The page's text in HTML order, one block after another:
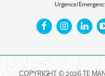
Urgence/
COPYRIGHT © 2026 TE